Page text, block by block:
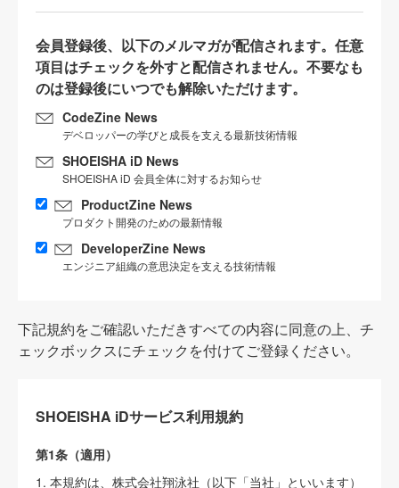
会員登録後、以下のメルマガが配信されます。任意
項目はチェックを外すと配信されません。不要なも
のは登録後にいつでも解除いただけます。
CodeZine News
デベロッパーの学びと成長を支える最新技術情報
SHOEISHA iD News
SHOEISHA iD 会員全体に対するお知らせ
ProductZine News
プロダクト開発のための最新情報
DeveloperZine News
エンジニア組織の意思決定を支える技術情報
下記規約をご確認いただきすべての内容に同意の上、チ
ェックボックスにチェックを付けてご登録ください。
SHOEISHA iDサービス利用規約
第1条（適用）
1. 本規約は、株式会社翔泳社（以下「当社」といいます）